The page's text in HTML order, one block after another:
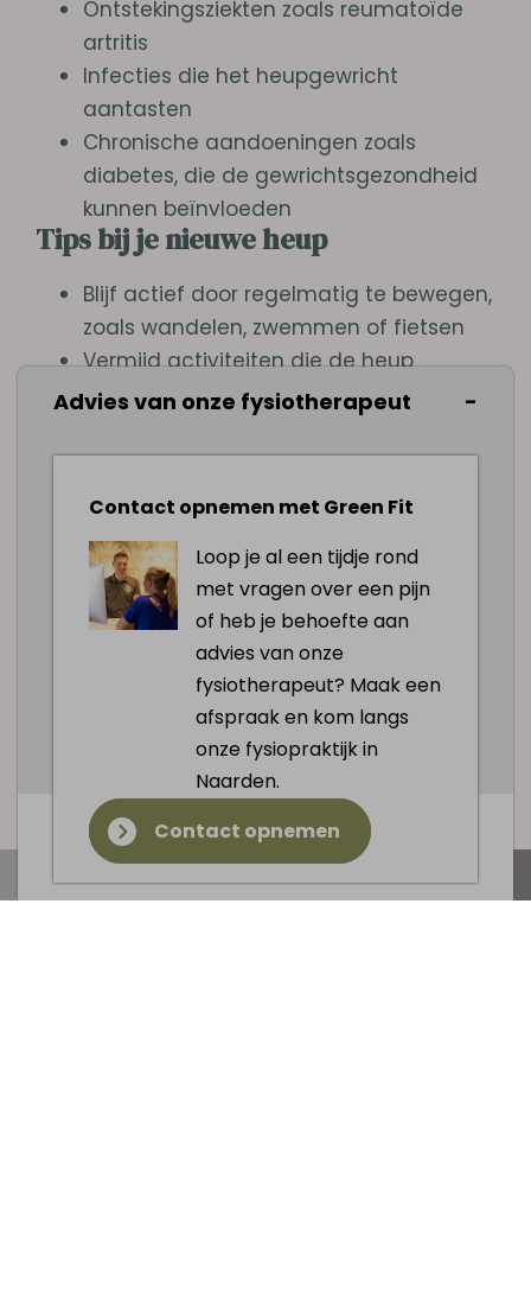
Ontstekingsziekten zoals reumatoïde
artritis
Infecties die het heupgewricht
aantasten
Chronische aandoeningen zoals
diabetes, die de gewrichtsgezondheid
kunnen beïnvloeden
Tips bij je nieuwe heup
Blijf actief door regelmatig te bewegen,
zoals wandelen, zwemmen of fietsen
Vermijd activiteiten die de heup
overmatig belasten, zoals hardlopen op
Gebruik hulpmiddelen zoals een
wandelstok of krukken om de druk op
de heup te verminderen
Zorg voor een gezond gewicht om extra
belasting op de heupgewrichten te
voorkomen
Pas thermotherapie toe om pijn en
stijfheid te verminderen
Afspraak maken
Advies van onze fysiotherapeut
Contact opnemen met Green Fit
Loop je al een tijdje rond
met vragen over een pijn
of heb je behoefte aan
advies van onze
fysiotherapeut? Maak een
afspraak en kom langs
onze fysiopraktijk in
Naarden.
Contact opnemen